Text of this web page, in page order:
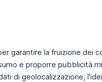
garantire la fruizione dei
e proporre pubblicità
di geolocalizzazione,